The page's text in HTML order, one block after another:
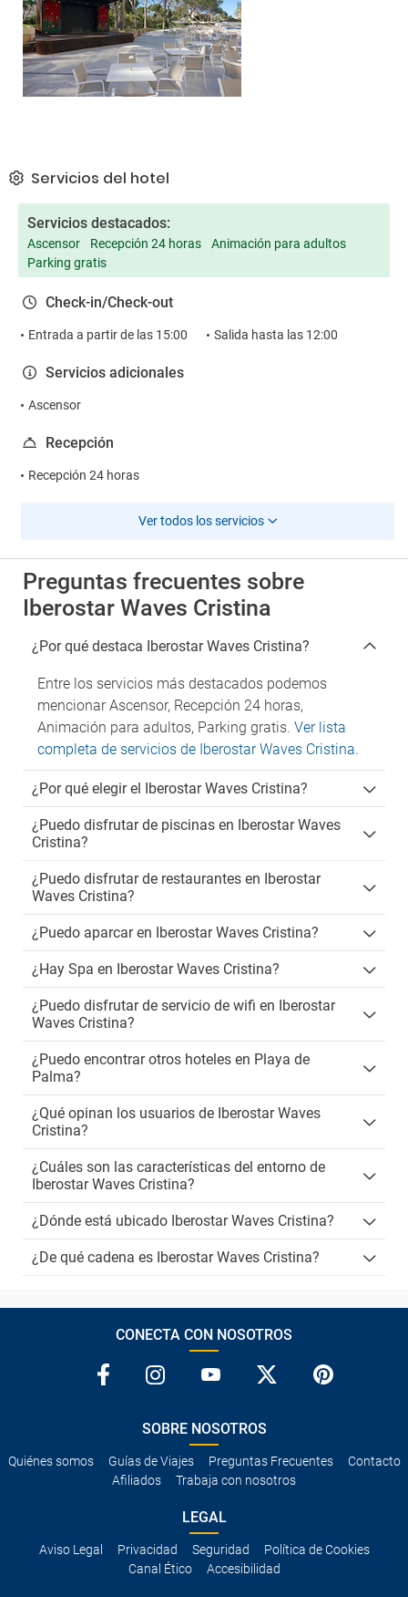
Servicios del hotel
Servicios destacados:
Ascensor Recepción 24 horas
Animación para adultos
Parking gratis
Check-in/Check-out
Entrada a partir de las 15:00 Salida hasta las 12:00
Servicios adicionales
Ascensor
Recepción
Recepción 24 horas
Ver todos los servicios
Preguntas frecuentes sobre
Iberostar Waves Cristina
¿Por qué destaca Iberostar Waves Cristina?
Entre los servicios más destacados podemos
mencionar Ascensor, Recepción 24 horas,
Animación para adultos, Parking gratis. Ver lista
completa de servicios de Iberostar Waves Cristina.
¿Por qué elegir el Iberostar Waves Cristina?
¿Puedo disfrutar de piscinas en Iberostar Waves
Cristina?
¿Puedo disfrutar de restaurantes en Iberostar
Waves Cristina?
¿Puedo aparcar en Iberostar Waves Cristina?
¿Hay Spa en Iberostar Waves Cristina?
¿Puedo disfrutar de servicio de wifi en Iberostar
Waves Cristina?
¿Puedo encontrar otros hoteles en Playa de
Palma?
¿Qué opinan los usuarios de Iberostar Waves
Cristina?
¿Cuáles son las características del entorno de
Iberostar Waves Cristina?
¿Dónde está ubicado Iberostar Waves Cristina?
¿De qué cadena es Iberostar Waves Cristina?
CONECTA CON NOSOTROS
SOBRE NOSOTROS
Quiénes somos Guías de Viajes Preguntas Frecuentes
Contacto
Afiliados
Trabaja con nosotros
LEGAL
Aviso Legal Privacidad Seguridad
Política de Cookies
Canal Ético
Accesibilidad